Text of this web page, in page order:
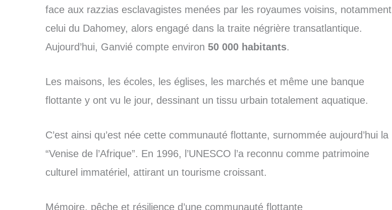
face aux razzias esclavagistes menées par les royaumes voisins, notamment
celui du Dahomey, alors engagé dans la traite négrière transatlantique.
Aujourd’hui, Ganvié compte environ 50 000 habitants.
Les maisons, les écoles, les églises, les marchés et même une banque
flottante y ont vu le jour, dessinant un tissu urbain totalement aquatique.
C’est ainsi qu’est née cette communauté flottante, surnommée aujourd’hui la
“Venise de l’Afrique”. En 1996, l’UNESCO l’a reconnu comme patrimoine
culturel immatériel, attirant un tourisme croissant.
Mémoire, pêche et résilience d’une communauté flottante